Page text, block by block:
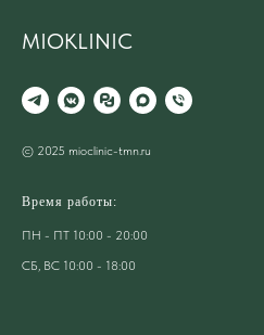
MIOKLINIC
© 2025 mioclinic-tmn.ru
Время работы:
ПН - ПТ 10:00 - 20:00
СБ, ВС 10:00 - 18:00